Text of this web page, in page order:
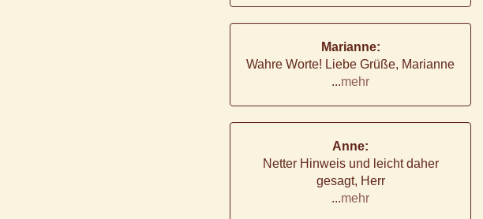
Marianne:
Wahre Worte! Liebe Grüße, Marianne
...mehr
Anne:
Netter Hinweis und leicht daher
gesagt, Herr
...mehr